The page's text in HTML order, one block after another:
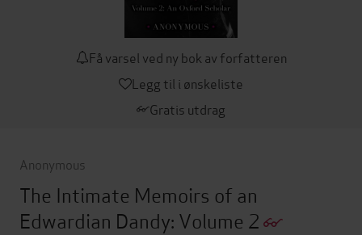
Få varsel ved ny bok av forfatteren
Legg til i ønskeliste
Gratis utdrag
Anonymous
The Intimate Memoirs of an
Edwardian Dandy: Volume 2